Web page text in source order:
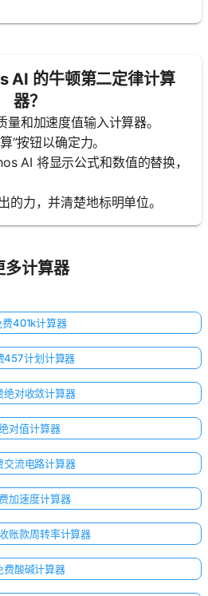
AI 的牛顿第二定律计算
器？
量和加速度值输入计算器。
”按钮以确定力。
AI 将显示公式和数值的替换，
的力，并清楚地标明单位。
多计算器
费401k计算器
457计划计算器
绝对收敛计算器
对值计算器
交流电路计算器
加速度计算器
账款周转率计算器
费酸碱计算器